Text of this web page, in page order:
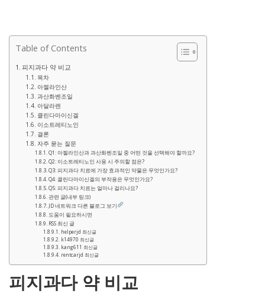
Table of Contents
피지과다 약 비교
목차
아젤라인산
과산화벤조일
아달라렌
클린다마이신겔
이소트레티노인
결론
자주 묻는 질문
Q1: 아젤라인산과 과산화벤조일 중 어떤 것을 선택해야 할까요?
Q2: 이소트레티노인 사용 시 주의할 점은?
Q3: 피지과다 치료에 가장 효과적인 약물은 무엇인가요?
Q4: 클린다마이신겔의 부작용은 무엇인가요?
Q5: 피지과다 치료는 얼마나 걸리나요?
관련 글(내부 링크)
JD 네트워크 다른 블로그 보기
도움이 필요하시면
RSS 최신 글
helperjd 최신글
k14970 최신글
kang611 최신글
rentcarjd 최신글
피지과다 약 비교